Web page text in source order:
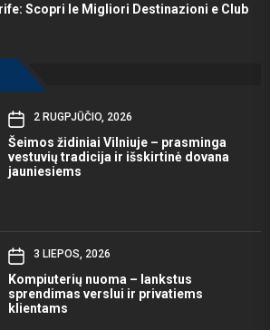
Scopri le Migliori Destinazioni e Club
2 RUGPJŪČIO, 2026
Šeimos židiniai Vilniuje – prasminga
vestuvių tradicija ir išskirtinė dovana
jauniesiems
3 LIEPOS, 2026
Kompiuterių nuoma – lankstus
sprendimas verslui ir privatiems
klientams